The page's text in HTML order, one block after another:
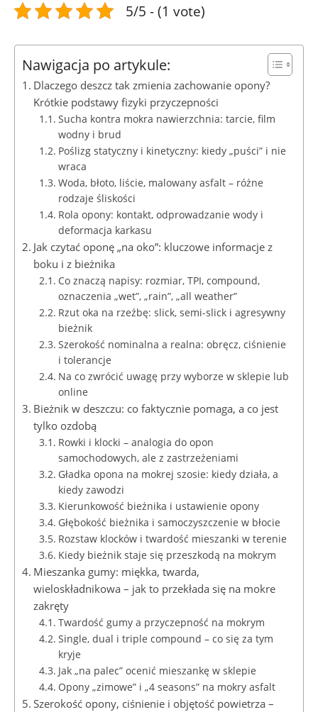
5/5 - (1 vote)
Nawigacja po artykule:
Dlaczego deszcz tak zmienia zachowanie opony?
Krótkie podstawy fizyki przyczepności
Sucha kontra mokra nawierzchnia: tarcie, film
wodny i brud
Poślizg statyczny i kinetyczny: kiedy „puści” i nie
wraca
Woda, błoto, liście, malowany asfalt – różne
rodzaje śliskości
Rola opony: kontakt, odprowadzanie wody i
deformacja karkasu
Jak czytać oponę „na oko”: kluczowe informacje z
boku i z bieżnika
Co znaczą napisy: rozmiar, TPI, compound,
oznaczenia „wet”, „rain”, „all weather”
Rzut oka na rzeźbę: slick, semi-slick i agresywny
bieżnik
Szerokość nominalna a realna: obręcz, ciśnienie
i tolerancje
Na co zwrócić uwagę przy wyborze w sklepie lub
online
Bieżnik w deszczu: co faktycznie pomaga, a co jest
tylko ozdobą
Rowki i klocki – analogia do opon
samochodowych, ale z zastrzeżeniami
Gładka opona na mokrej szosie: kiedy działa, a
kiedy zawodzi
Kierunkowość bieżnika i ustawienie opony
Głębokość bieżnika i samoczyszczenie w błocie
Rozstaw klocków i twardość mieszanki w terenie
Kiedy bieżnik staje się przeszkodą na mokrym
Mieszanka gumy: miękka, twarda,
wieloskładnikowa – jak to przekłada się na mokre
zakręty
Twardość gumy a przyczepność na mokrym
Single, dual i triple compound – co się za tym
kryje
Jak „na palec” ocenić mieszankę w sklepie
Opony „zimowe” i „4 seasons” na mokry asfalt
Szerokość opony, ciśnienie i objętość powietrza –